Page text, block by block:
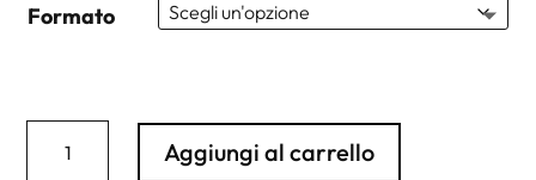
Formato
neutro
Aggiungi al carrello